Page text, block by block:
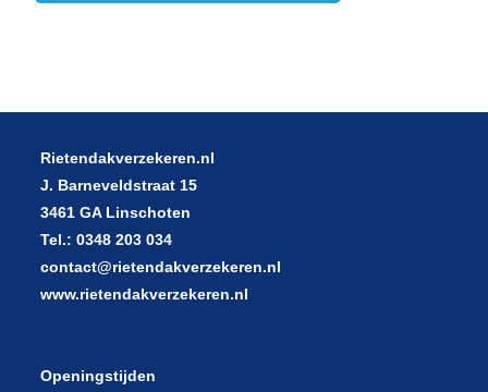
Rietendakverzekeren.nl
J. Barneveldstraat 15
3461 GA Linschoten
Tel.: 0348 203 034
contact@rietendakverzekeren.nl
www.rietendakverzekeren.nl
Openingstijden